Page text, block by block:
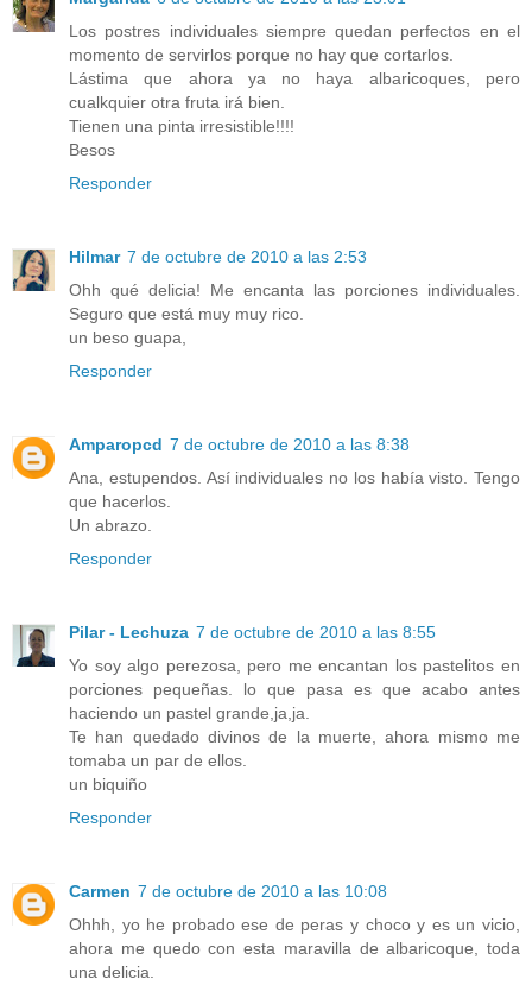
Los postres individuales siempre quedan perfectos en el
momento de servirlos porque no hay que cortarlos.
Lástima que ahora ya no haya albaricoques, pero
cualkquier otra fruta irá bien.
Tienen una pinta irresistible!!!!
Besos
Responder
Hilmar 7 de octubre de 2010 a las 2:53
Ohh qué delicia! Me encanta las porciones individuales.
Seguro que está muy muy rico.
un beso guapa,
Responder
Amparopcd 7 de octubre de 2010 a las 8:38
Ana, estupendos. Así individuales no los había visto. Tengo
que hacerlos.
Un abrazo.
Responder
Pilar - Lechuza 7 de octubre de 2010 a las 8:55
Yo soy algo perezosa, pero me encantan los pastelitos en
porciones pequeñas. lo que pasa es que acabo antes
haciendo un pastel grande,ja,ja.
Te han quedado divinos de la muerte, ahora mismo me
tomaba un par de ellos.
un biquiño
Responder
Carmen 7 de octubre de 2010 a las 10:08
Ohhh, yo he probado ese de peras y choco y es un vicio,
ahora me quedo con esta maravilla de albaricoque, toda
una delicia.